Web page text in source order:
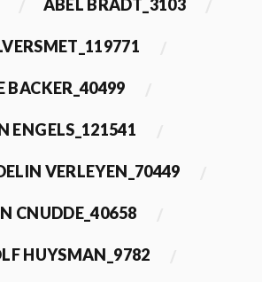
ABEL BRADT_3103
BACKER_40499
ENGELS_121541
VERLEYEN_70449
CNUDDE_40658
HUYSMAN_9782